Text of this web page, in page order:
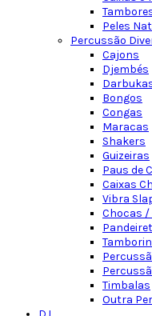
Peles
Percussão
Cajons
Djembés
Bongos
Congas
Maracas
Shakers
Guizeiras
Paus de
Caixas
Vibra
Chocas /
Timbalas
Outra